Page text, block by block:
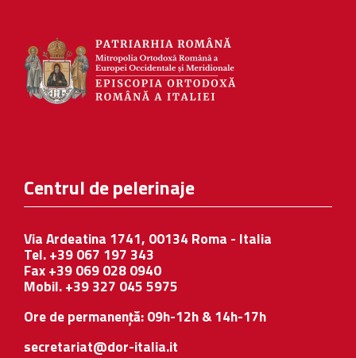
Centrul de pelerinaje
Via Ardeatina 1741, 00134 Roma - Italia
Tel. +39 067 197 343
Fax +39 069 028 0940
Mobil. +39 327 045 5975
Ore de permanență: 09h-12h & 14h-17h
secretariat@dor-italia.it